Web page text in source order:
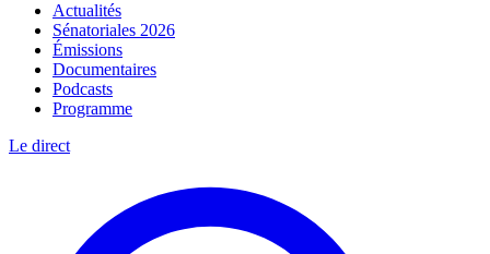
Actualités
Sénatoriales 2026
Émissions
Documentaires
Podcasts
Programme
Le direct